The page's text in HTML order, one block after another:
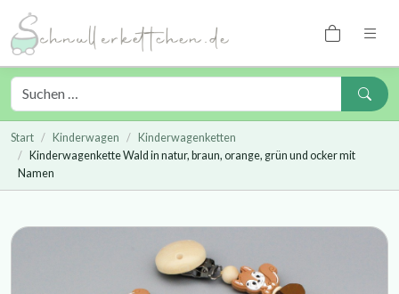
Start Kinderwagen
Kinderwagenketten
Kinderwagenkette Wald in natur, braun, orange, grün und ocker mit
Namen